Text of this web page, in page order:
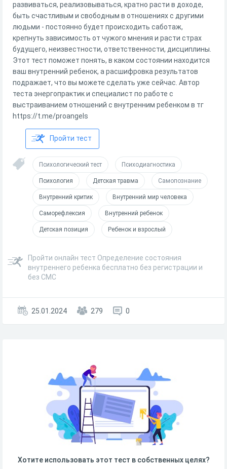
развиваться, реализовываться, кратно расти в доходе,
быть счастливым и свободным в отношениях с другими
людьми - постоянно будет происходить саботаж,
крепнуть зависимость от чужого мнения и расти страх
будущего, неизвестности, ответственности, дисциплины.
Этот тест поможет понять, в каком состоянии находится
ваш внутренний ребенок, а расшифровка результатов
подражает, что вы можете сделать уже сейчас. Автор
теста энергопрактик и специалист по работе с
выстраиванием отношений с внутренним ребенком в тг
https://t.me/proangels
Пройти тест
Психологический тест Психодиагностика
Психология Детская травма Самопознание
Внутренний критик Внутренний мир человека
Саморефлексия Внутренний ребенок
Детская позиция Ребенок и взрослый
Пройти онлайн тест Определение состояния
внутреннего ребенка бесплатно без регистрации и
без СМС
25.01.2024 279 0
Хотите использовать этот тест в собственных целях?